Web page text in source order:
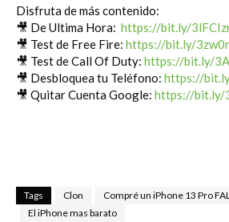
Disfruta de más contenido:
🎥 De Ultima Hora: https://bit.ly/
🎥 Test de Free Fire: https://bit.ly/
🎥 Test de Call Of Duty: https://bit.ly/
🎥 Desbloquea tu Teléfono: https://
🎥 Quitar Cuenta Google: https://bit.ly/
Tags Clon
Compré un iPhone 13 Pro
El iPhone mas barato